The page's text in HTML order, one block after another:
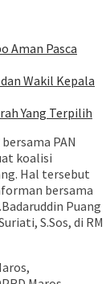
Aman Pasca
Wakil Kepala
Yang Terpilih
PAN
koalisi
Hal tersebut
bersama
Puang
S.Sos, di RM